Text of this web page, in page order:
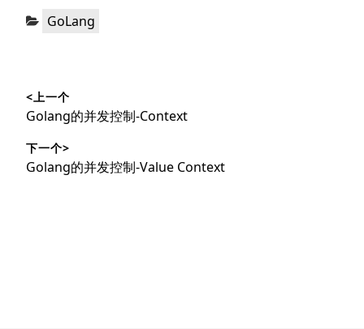
分
GoLang
章
导
航
<上一个
上
文
章：
Golang的并发控制-Context
下一个>
下
Golang的并发控制-Value Context